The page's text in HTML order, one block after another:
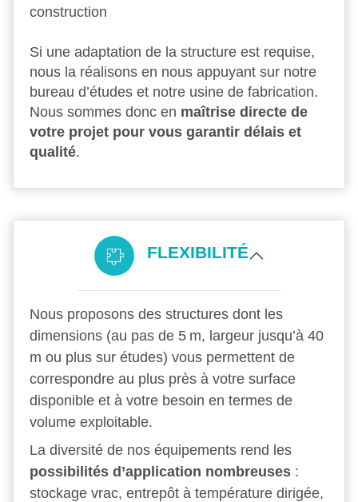
construction
Si une adaptation de la structure est requise,
nous la réalisons en nous appuyant sur notre
bureau d’études et notre usine de fabrication.
Nous sommes donc en maîtrise directe de
votre projet pour vous garantir délais et
qualité.
FLEXIBILITÉ
Nous proposons des structures dont les
dimensions (au pas de 5 m, largeur jusqu’à 40
m ou plus sur études) vous permettent de
correspondre au plus près à votre surface
disponible et à votre besoin en termes de
volume exploitable.
La diversité de nos équipements rend les
possibilités d’application nombreuses :
stockage vrac, entrepôt à température dirigée,